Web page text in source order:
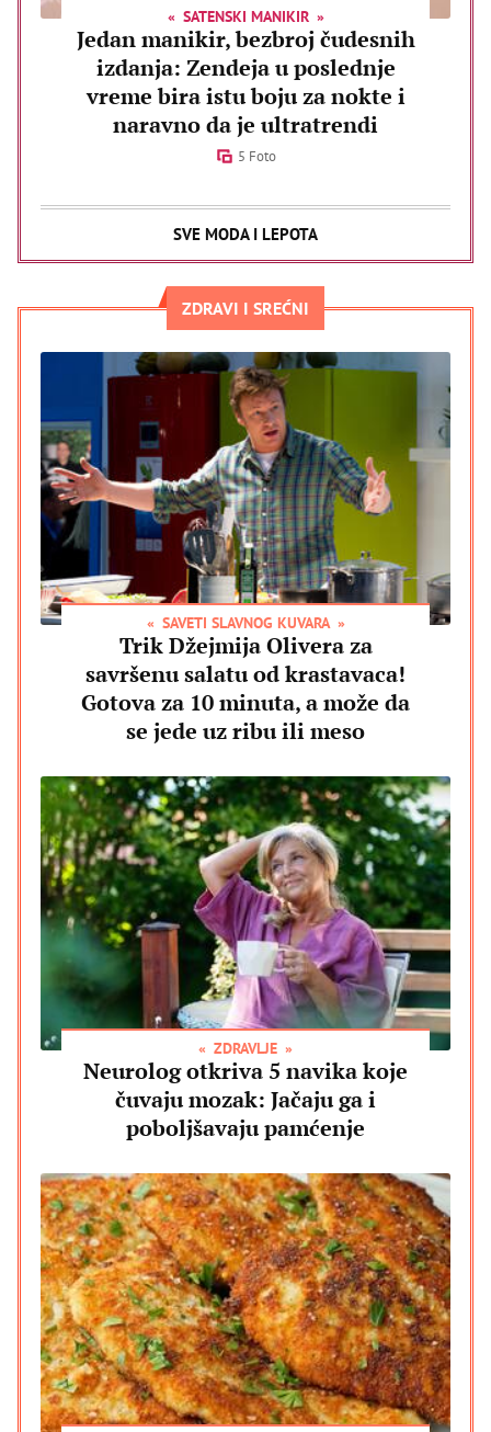
SATENSKI MANIKIR
Jedan manikir, bezbroj čudesnih
izdanja: Zendeja u poslednje
vreme bira istu boju za nokte i
naravno da je ultratrendi
5 Foto
SVE MODA I LEPOTA
ZDRAVI I SREĆNI
SAVETI SLAVNOG KUVARA
Trik Džejmija Olivera za
savršenu salatu od krastavaca!
Gotova za 10 minuta, a može da
se jede uz ribu ili meso
ZDRAVLJE
Neurolog otkriva 5 navika koje
čuvaju mozak: Jačaju ga i
poboljšavaju pamćenje